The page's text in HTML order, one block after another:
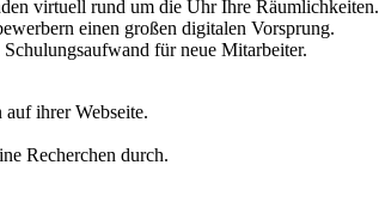
virtuell rund um die Uhr Ihre Räumlichkeiten.
einen großen digitalen Vorsprung.
für neue Mitarbeiter.
ihrer Webseite.
Recherchen durch.